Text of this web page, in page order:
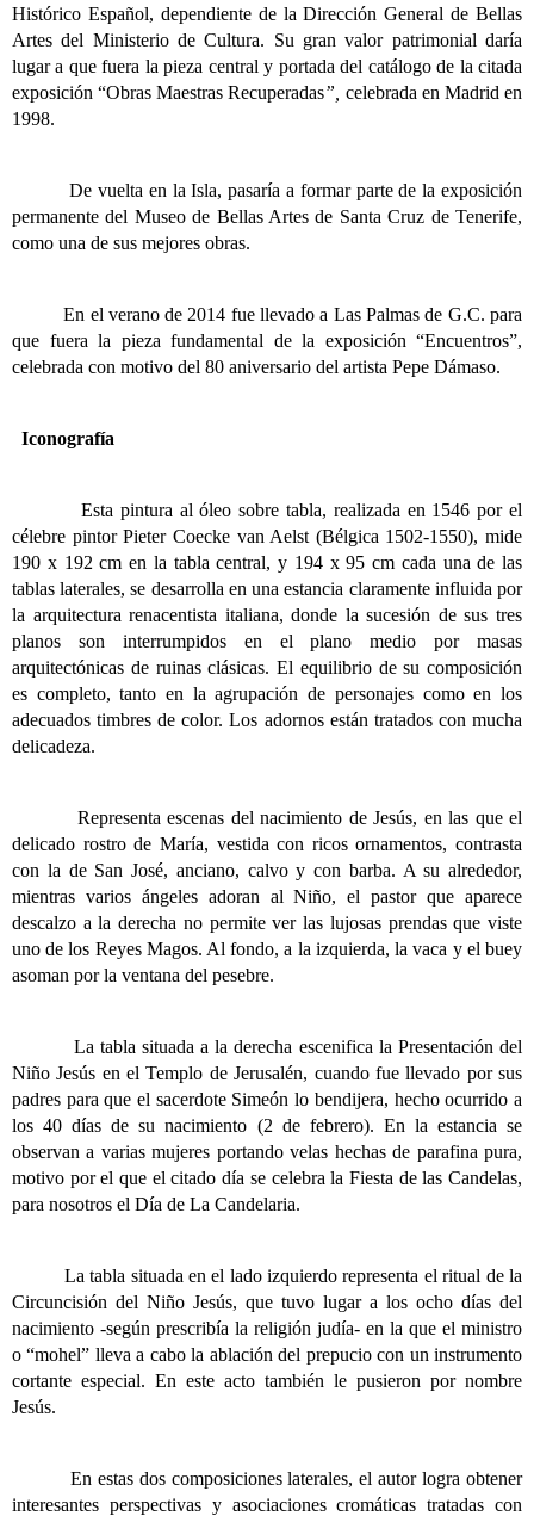
Histórico Español, dependiente de la Dirección General de Bellas
Artes del Ministerio de Cultura. Su gran valor patrimonial daría
lugar a que fuera la pieza central y portada del catálogo de la citada
exposición “Obras Maestras Recuperadas”, celebrada en Madrid en
1998.
De vuelta en la Isla, pasaría a formar parte de la exposición
permanente del Museo de Bellas Artes de Santa Cruz de Tenerife,
como una de sus mejores obras.
En el verano de 2014 fue llevado a Las Palmas de G.C. para
que fuera la pieza fundamental de la exposición “Encuentros”,
celebrada con motivo del 80 aniversario del artista Pepe Dámaso.
Iconografía
Esta pintura al óleo sobre tabla, realizada en 1546 por el
célebre pintor Pieter Coecke van Aelst (Bélgica 1502-1550), mide
190 x 192 cm en la tabla central, y 194 x 95 cm cada una de las
tablas laterales, se desarrolla en una estancia claramente influida por
la arquitectura renacentista italiana, donde la sucesión de sus tres
planos son interrumpidos en el plano medio por masas
arquitectónicas de ruinas clásicas. El equilibrio de su composición
es completo, tanto en la agrupación de personajes como en los
adecuados timbres de color. Los adornos están tratados con mucha
delicadeza.
Representa escenas del nacimiento de Jesús, en las que el
delicado rostro de María, vestida con ricos ornamentos, contrasta
con la de San José, anciano, calvo y con barba. A su alrededor,
mientras varios ángeles adoran al Niño, el pastor que aparece
descalzo a la derecha no permite ver las lujosas prendas que viste
uno de los Reyes Magos. Al fondo, a la izquierda, la vaca y el buey
asoman por la ventana del pesebre.
La tabla situada a la derecha escenifica la Presentación del
Niño Jesús en el Templo de Jerusalén, cuando fue llevado por sus
padres para que el sacerdote Simeón lo bendijera, hecho ocurrido a
los 40 días de su nacimiento (2 de febrero). En la estancia se
observan a varias mujeres portando velas hechas de parafina pura,
motivo por el que el citado día se celebra la Fiesta de las Candelas,
para nosotros el Día de La Candelaria.
La tabla situada en el lado izquierdo representa el ritual de la
Circuncisión del Niño Jesús, que tuvo lugar a los ocho días del
nacimiento -según prescribía la religión judía- en la que el ministro
o “mohel” lleva a cabo la ablación del prepucio con un instrumento
cortante especial. En este acto también le pusieron por nombre
Jesús.
En estas dos composiciones laterales, el autor logra obtener
interesantes perspectivas y asociaciones cromáticas tratadas con